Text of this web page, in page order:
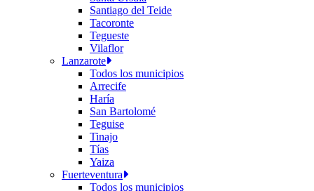
Santiago del Teide
Tacoronte
Tegueste
Vilaflor
Lanzarote
Todos los municipios
Arrecife
Haría
San Bartolomé
Teguise
Tinajo
Tías
Yaiza
Fuerteventura
Todos los municipios